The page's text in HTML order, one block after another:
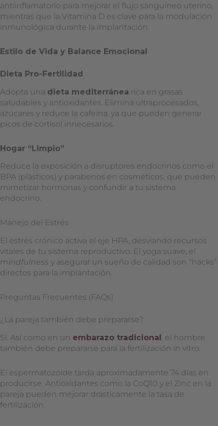
antiinflamatorio para mejorar el flujo sanguíneo uterino,
mientras que la Vitamina D es clave para la modulación
inmunológica durante la implantación.
Estilo de Vida y Balance Emocional
Dieta Pro-Fertilidad
Adopta una dieta mediterránea rica en grasas
saludables y antioxidantes. Elimina ultraprocesados,
azúcares y reduce la cafeína, ya que pueden generar
picos de cortisol innecesarios.
Hogar “Limpio”
Reduce la exposición a disruptores endocrinos como el
BPA (plásticos) y parabenos en cosméticos, que pueden
mimetizar hormonas y confundir a tu sistema
endocrino.
Manejo del Estrés
El estrés crónico activa el eje HPA, desviando recursos
vitales de tu sistema reproductivo. El yoga suave, el
mindfulness y asegurar un sueño de calidad son “hacks”
directos para la implantación.
Preguntas Frecuentes (FAQs)
¿La pareja también debe prepararse?
Sí. Así como en un embarazo tradicional, el hombre
también debe prepararse para la fertilización in vitro.
El espermatozoide tarda aproximadamente 74 días en
producirse. Antioxidantes como la CoQ10 y el Zinc en la
pareja pueden mejorar drásticamente la tasa de
fertilización.